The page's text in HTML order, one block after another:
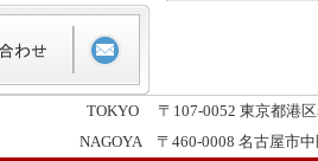
TOKYO 〒107-0052 東京都港
NAGOYA 〒460-0008 名古屋市